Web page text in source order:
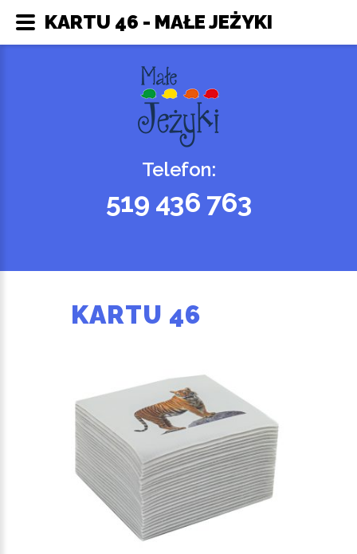
Telefon:
519 436 763
KARTU 46
KARTU 46 - MAŁE JEŻYKI